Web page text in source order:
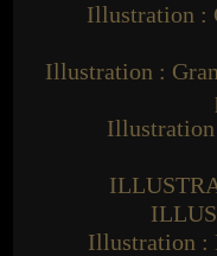
Illustration :
Illustration :
Illustration :